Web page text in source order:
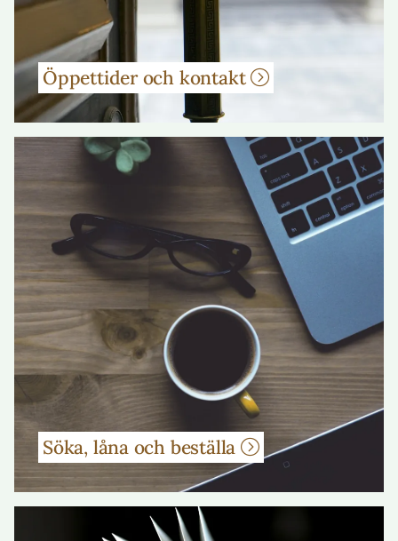
Öppettider och kontakt
Söka, låna och beställa